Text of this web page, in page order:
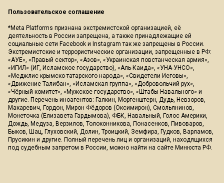
Пользовательское соглашение
*Meta Platforms признана экстремистской организацией, её
деятельность в России запрещена, а также принадлежащие ей
социальные сети Facebook и Instagram так же запрещены в России.
Экстремистские и террористические организации, запрещенные в РФ:
«АУЕ», «Правый сектор», «Азов», «Украинская повстанческая армия»,
«ИГИЛ» (ИГ, Исламское государство), «Аль-Каида», «УНА-УНСО»,
«Меджлис крымско-татарского народа», «Свидетели Иеговы»,
«Движение Талибан», «Исламская группа», «Добровольчий рух»,
«Чёрный комитет», «Мужское государство», «Штабы Навального» и
другие. Перечень иноагентов: Галкин, Моргенштерн, Дудь, Невзоров,
Макаревич, Гордон, Мирон Фёдоров (Оксимирон), Смольянинов,
Монеточка (Елизавета Гардымова), ФБК, Навальный, Голос Америки,
Дождь, Медуза, Верзилов, Толоконникова, Понасенков, Пивоваров,
Быков, Шац, Глуховский, Долин, Троицкий, Земфира, Гудков, Варламов,
Прусикин и другие. Полный перечень лиц и организаций, находящихся
под судебным запретом в России, можно найти на сайте Минюста РФ.